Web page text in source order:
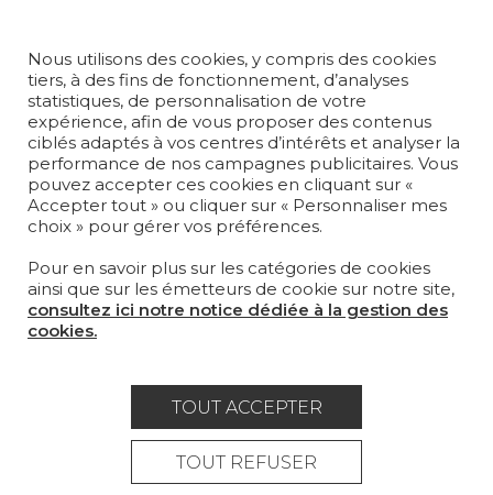
MOBILIER
PROJETS
SUR-MESURE
MAGAZINE
LA MAISON
OÙ NOUS TROUVER ?
Carrière Contact
Lexique
Mentions légales
Nous utilisons des cookies, y compris des cookies
tiers, à des fins de fonctionnement, d’analyses
statistiques, de personnalisation de votre
expérience, afin de vous proposer des contenus
ciblés adaptés à vos centres d’intérêts et analyser la
performance de nos campagnes publicitaires. Vous
pouvez accepter ces cookies en cliquant sur «
Accepter tout » ou cliquer sur « Personnaliser mes
choix » pour gérer vos préférences.
Pour en savoir plus sur les catégories de cookies
ainsi que sur les émetteurs de cookie sur notre site,
consultez ici notre notice dédiée à la gestion des
cookies.
TOUT ACCEPTER
TOUT REFUSER